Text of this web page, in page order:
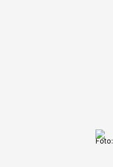
Foto: